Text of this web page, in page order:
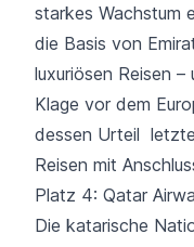
starkes Wachstum
die Basis von
luxuriösen Reisen
Klage vor dem
dessen Urteil
Reisen mit
Platz 4: Qatar
Die katarische